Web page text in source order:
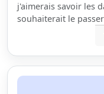
j'aimerais savoir les
souhaiterait le